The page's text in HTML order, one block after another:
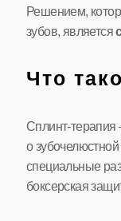
Решением,
зубов, является
Что
Сплинт-терапия
о зубочелюстной
специальные
боксерская